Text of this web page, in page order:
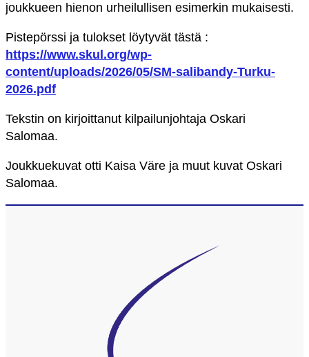
joukkueen hienon urheilullisen esimerkin mukaisesti.
Pistepörssi ja tulokset löytyvät tästä :
https://www.skul.org/wp-
content/uploads/2026/05/SM-salibandy-Turku-
2026.pdf
Tekstin on kirjoittanut kilpailunjohtaja Oskari
Salomaa.
Joukkuekuvat otti Kaisa Väre ja muut kuvat Oskari
Salomaa.